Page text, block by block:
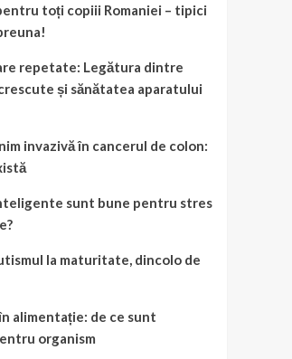
toți copiii Romaniei – tipici
repetate: Legătura dintre
și sănătatea aparatului
invazivă în cancerul de colon:
sunt bune pentru stres
la maturitate, dincolo de
alimentație: de ce sunt
organism